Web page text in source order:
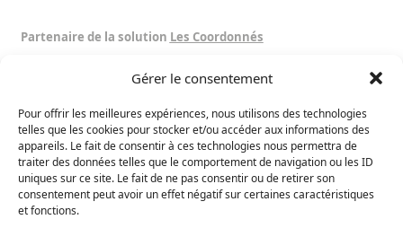
Gérer le consentement
Pour offrir les meilleures expériences, nous utilisons des technologies
telles que les cookies pour stocker et/ou accéder aux informations des
appareils. Le fait de consentir à ces technologies nous permettra de
traiter des données telles que le comportement de navigation ou les ID
uniques sur ce site. Le fait de ne pas consentir ou de retirer son
consentement peut avoir un effet négatif sur certaines caractéristiques
et fonctions.
Partenaire de la solution Les Coordonnés
Toulouse
16 rue Dalayrac
31000 Toulouse
France
+33 5 34 46 56 25